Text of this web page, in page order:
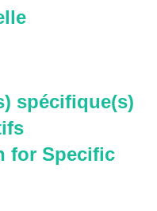
spécifique(s)
for Specific